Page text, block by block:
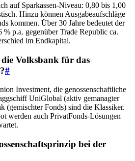
auf Sparkassen-Niveau: 0,80 bis 1,00
Hinzu können Ausgabeaufschläge
kommen. Über 30 Jahre bedeutet der
p.a. gegenüber Trade Republic ca.
im Endkapital.
Volksbank für das
#
Investment, die genossenschaftliche
UniGlobal (aktiv gemanagter
(gemischter Fonds) sind die Klassiker.
werden auch PrivatFonds-Lösungen
bei der